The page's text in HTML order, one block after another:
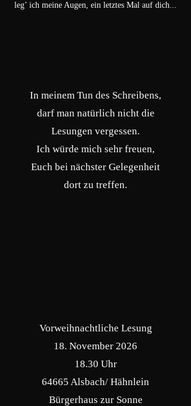
leg’ ich meine Augen, ein letztes Mal auf dich...
In meinem Tun des Schreibens,
darf man natürlich nicht die
Lesungen vergessen.
Ich würde mich sehr freuen,
Euch bei nächster Gelegenheit
dort zu treffen.
Vorweihnachtliche Lesung
18. November 2026
18.30 Uhr
64665 Alsbach/ Hähnlein
Bürgerhaus zur Sonne